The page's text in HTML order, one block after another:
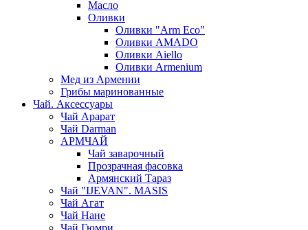
Масло
Оливки
Оливки "Arm Eco"
Оливки AMADO
Оливки Aiello
Оливки Armenium
Мед из Армении
Грибы маринованные
Чай. Аксессуары
Чай Арарат
Чай Darman
АРМЧАЙ
Чай заварочный
Прозрачная фасовка
Армянский Тараз
Чай "IJEVAN". MASIS
Чай Агат
Чай Нане
Чай Гюмри